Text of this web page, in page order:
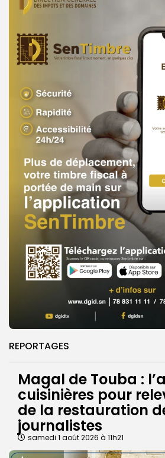
REPORTAGES
Magal de Touba :
cuisinières pour
de la restauration
journalistes
samedi 1 août 2026 à 11h21